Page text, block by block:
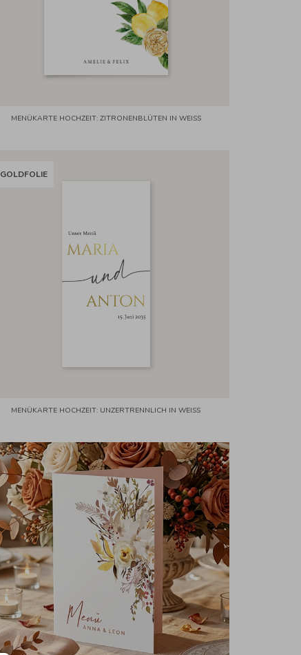
MENÜKARTE HOCHZEIT: ZITRONENBLÜTEN IN WEISS
GOLDFOLIE
MENÜKARTE HOCHZEIT: UNZERTRENNLICH IN WEISS